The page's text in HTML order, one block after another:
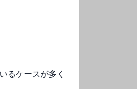
るケースが多く